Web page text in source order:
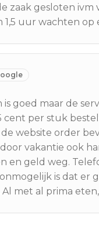
zaak gesloten ivm
uur wachten op
is goed maar de
cent per stuk
website order
vakantie ook
en geld weg.
is dat er
met al prima